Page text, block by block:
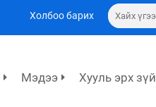
Холбоо барих
Мэдээ Хууль эрх зүй